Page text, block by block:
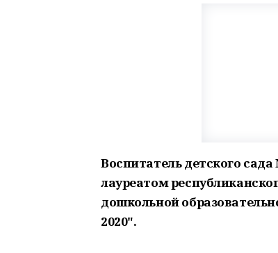
Воспитатель детского
лауреатом
дошкольной
2020".